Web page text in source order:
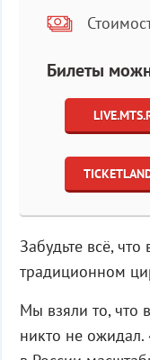
Билеты
Забудьте всё,
традиционном
Мы взяли то, что
никто не